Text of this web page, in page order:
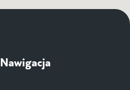
Nawigacja